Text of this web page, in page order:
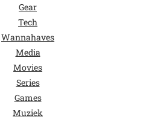
Gear
Tech
Wannahaves
Media
Movies
Series
Games
Muziek